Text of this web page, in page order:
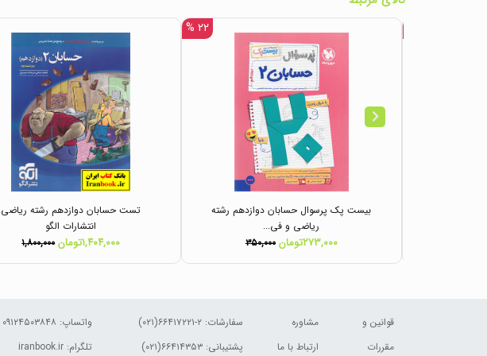
۲۲ %
بیست پک پرسوال حسابان دوازدهم رشته
ریاضی و فی...
۲۷۳,۰۰۰تومان ۳۵۰,۰۰۰
تست حسابان دوازدهم رشته ریاضی
انتشارات الگو
۱,۴۰۴,۰۰۰تومان ۱,۸۰۰,۰۰۰
قوانین و
مقررات
مشاوره
ارتباط با ما
سفارشات: ۲-۶۶۴۱۷۲۲۱(۰۲۱)
پشتیبانی: ۶۶۴۱۴۳۵۳(۰۲۱)
واتساپ: ۰۹۱۲۴۵۰۳۸۴۸
تلگرام: iranbook.ir